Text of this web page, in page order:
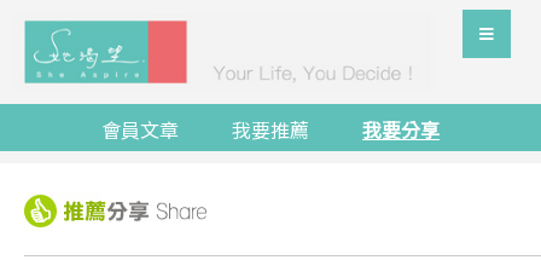
會員文章 我要推薦 我要分享